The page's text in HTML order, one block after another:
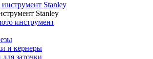
Stanley
Stanley
инструмент
и кернеры
заточки